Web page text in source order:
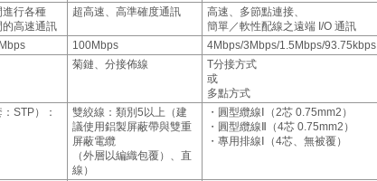
進行各種
高速通訊
超高速、高準確度通訊
高速、多節點連接、
簡單／軟性配線之遠端 I/O 通訊
100Mbps 4Mbps/3Mbps/1.5Mbps/93.75kbps
菊鏈、分接佈線
T分接方式
或
多點方式
STP）：
雙絞線：類別5以上（建
議使用鋁製屏蔽帶與雙重
屏蔽電纜
（外層以編織包覆）、直
線）
・圓型纜線Ⅰ（2芯 0.75mm2）
・圓型纜線Ⅱ（4芯 0.75mm2）
・專用排線Ⅰ（4芯、無被覆）